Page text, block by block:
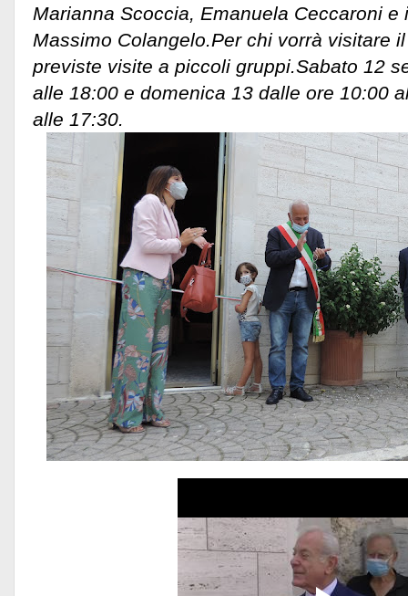
Marianna Scoccia, Emanuela Ceccaroni e
Massimo Colangelo.Per chi vorrà visitare
previste visite a piccoli gruppi. Sabato 12
alle 18:00 e domenica 13 dalle ore 10:00
alle 17:30.